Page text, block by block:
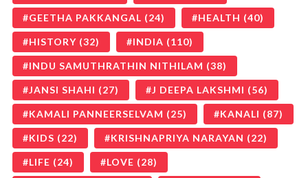
GEETHA PAKKANGAL (24) HEALTH (40)
HISTORY (32) INDIA (110)
INDU SAMUTHRATHIN NITHILAM (38)
JANSI SHAHI (27) J DEEPA LAKSHMI (56)
KAMALI PANNEERSELVAM (25) KANALI (87)
KIDS (22) KRISHNAPRIYA NARAYAN (22)
LIFE (24) LOVE (28)